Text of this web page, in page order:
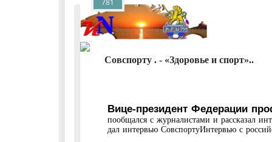
Совспорту . - «Здоровье и спорт»..
Вице-президент Федерации
пообщался с журналистами и рассказал
дал интервью СовспортуИнтервью с